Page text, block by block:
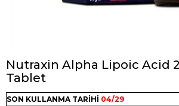
Nutraxin Alpha Lipoic Acid
Tablet
SON KULLANMA TARİHİ 04/29